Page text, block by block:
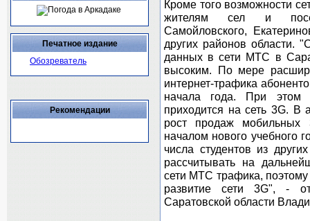
Печатное издание
Обозреватель
Рекомендации
Кроме того возможности
жителям сел и
Самойловского,
других районов области.
данных в сети МТС в
высоким. По мере
интернет-трафика
начала года. При этом
приходится на сеть 3G. В
рост продаж мобильных
началом нового учебного
числа студентов из
рассчитывать на
сети МТС трафика,
развитие сети 3G", -
Саратовской области